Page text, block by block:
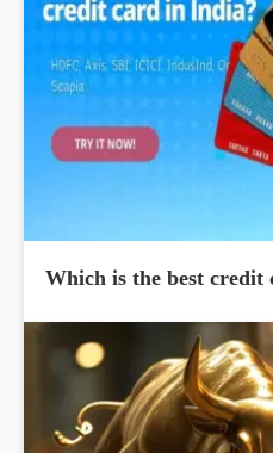
Which is the best